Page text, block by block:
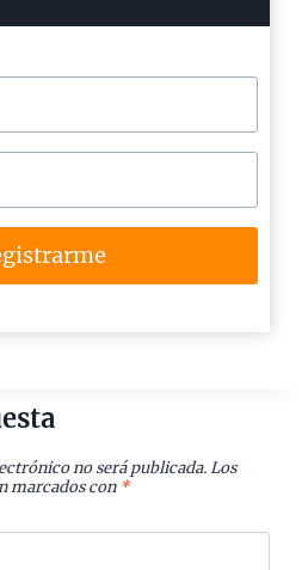
no será publicada. Los
marcados con *